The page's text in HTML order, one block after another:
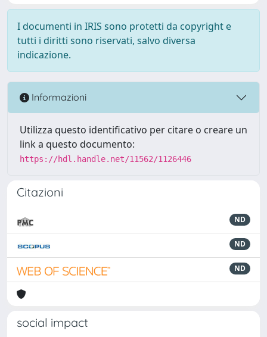
I documenti in IRIS sono protetti da copyright e
tutti i diritti sono riservati, salvo diversa
indicazione.
Informazioni
Utilizza questo identificativo per citare o creare un
link a questo documento:
https://hdl.handle.net/11562/1126446
Citazioni
ND
ND
ND
social impact